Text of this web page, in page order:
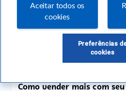
Novos Negócios
Como vender mais com
Aceitar todos os
cookies
Preferências
cookies